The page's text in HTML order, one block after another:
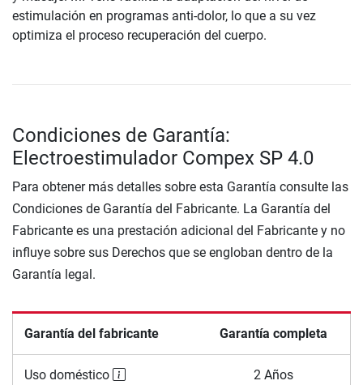
estimulación en programas anti-dolor, lo que a su vez
optimiza el proceso recuperación del cuerpo.
Condiciones de Garantía:
Electroestimulador Compex SP 4.0
Para obtener más detalles sobre esta Garantía consulte las
Condiciones de Garantía del Fabricante. La Garantía del
Fabricante es una prestación adicional del Fabricante y no
influye sobre sus Derechos que se engloban dentro de la
Garantía legal.
Garantía del fabricante Garantía completa
Uso doméstico 2 Años